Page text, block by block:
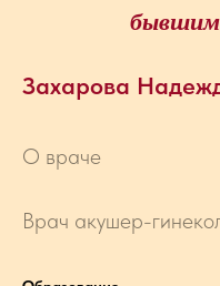
бывшим
Захарова
О враче
Врач акушер-